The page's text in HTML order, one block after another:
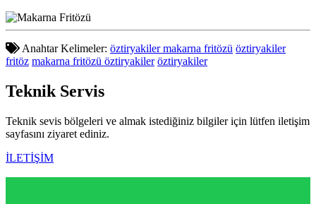
Anahtar Kelimeler: öztiryakiler makarna fritözü öztiryakiler
fritöz makarna fritözü öztiryakiler öztiryakiler
Teknik Servis
Teknik sevis bölgeleri ve almak istediğiniz bilgiler için lütfen iletişim
sayfasını ziyaret ediniz.
İLETİŞİM